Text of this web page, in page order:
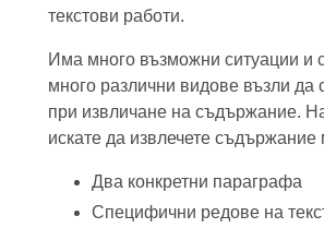
текстови работи.
Има много възможни ситуации и
много различни видове възли да
при извличане на съдържание.
искате да извлечете съдържание
Два конкретни параграфа
Специфични редове на